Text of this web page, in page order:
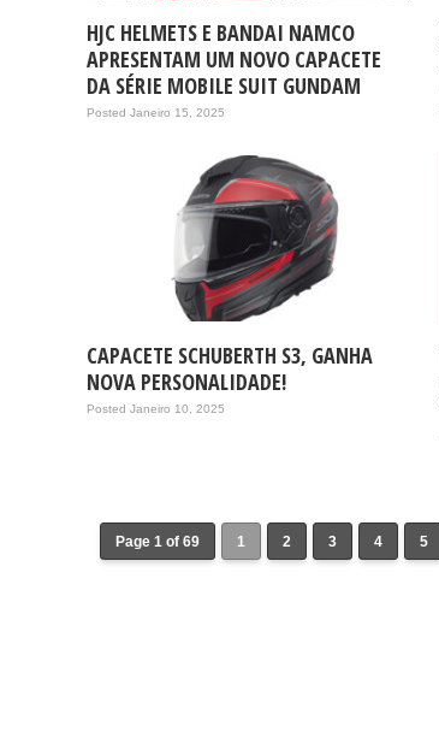
HJC HELMETS E BANDAI NAMCO
APRESENTAM UM NOVO CAPACETE
DA SÉRIE MOBILE SUIT GUNDAM
Posted Janeiro 15, 2025
CAPACETE SCHUBERTH S3, GANHA
NOVA PERSONALIDADE!
Posted Janeiro 10, 2025
Page 1 of 69 1 2 3 4 5